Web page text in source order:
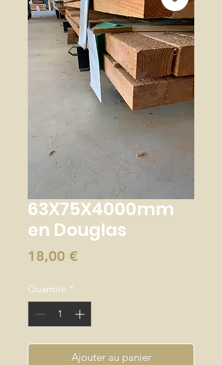
63X75X4000mm
en Douglas
18,00 €Prix
Quantité *
Ajouter au panier